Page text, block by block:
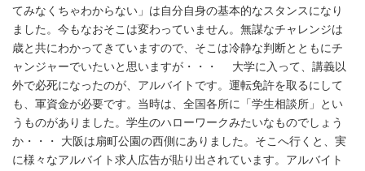
てみなくちゃわからない」は自分自身の基本的なスタンスになり
ました。今もなおそこは変わっていません。無謀なチャレンジは
歳と共にわかってきていますので、そこは冷静な判断とともにチ
ャンジャーでいたいと思いますが・・・ 大学に入って、講義以
外で必死になったのが、アルバイトです。運転免許を取るにして
も、軍資金が必要です。当時は、全国各所に「学生相談所」とい
うものがありました。学生のハローワークみたいなものでしょう
か・・・ 大阪は扇町公園の西側にありました。そこへ行くと、実
に様々なアルバイト求人広告が貼り出されています。アルバイト